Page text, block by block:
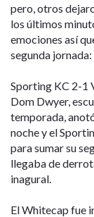
pero, otros
los últimos
emociones así
segunda jornada:
Sporting KC 2-1
Dom Dwyer,
temporada,
noche y el
para sumar su
llegaba de
inagural.
El Whitecap fue